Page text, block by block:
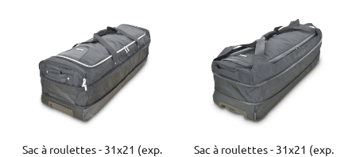
Sac à roulettes - 31x21 (exp.
Sac à roulettes - 31x21 (exp.